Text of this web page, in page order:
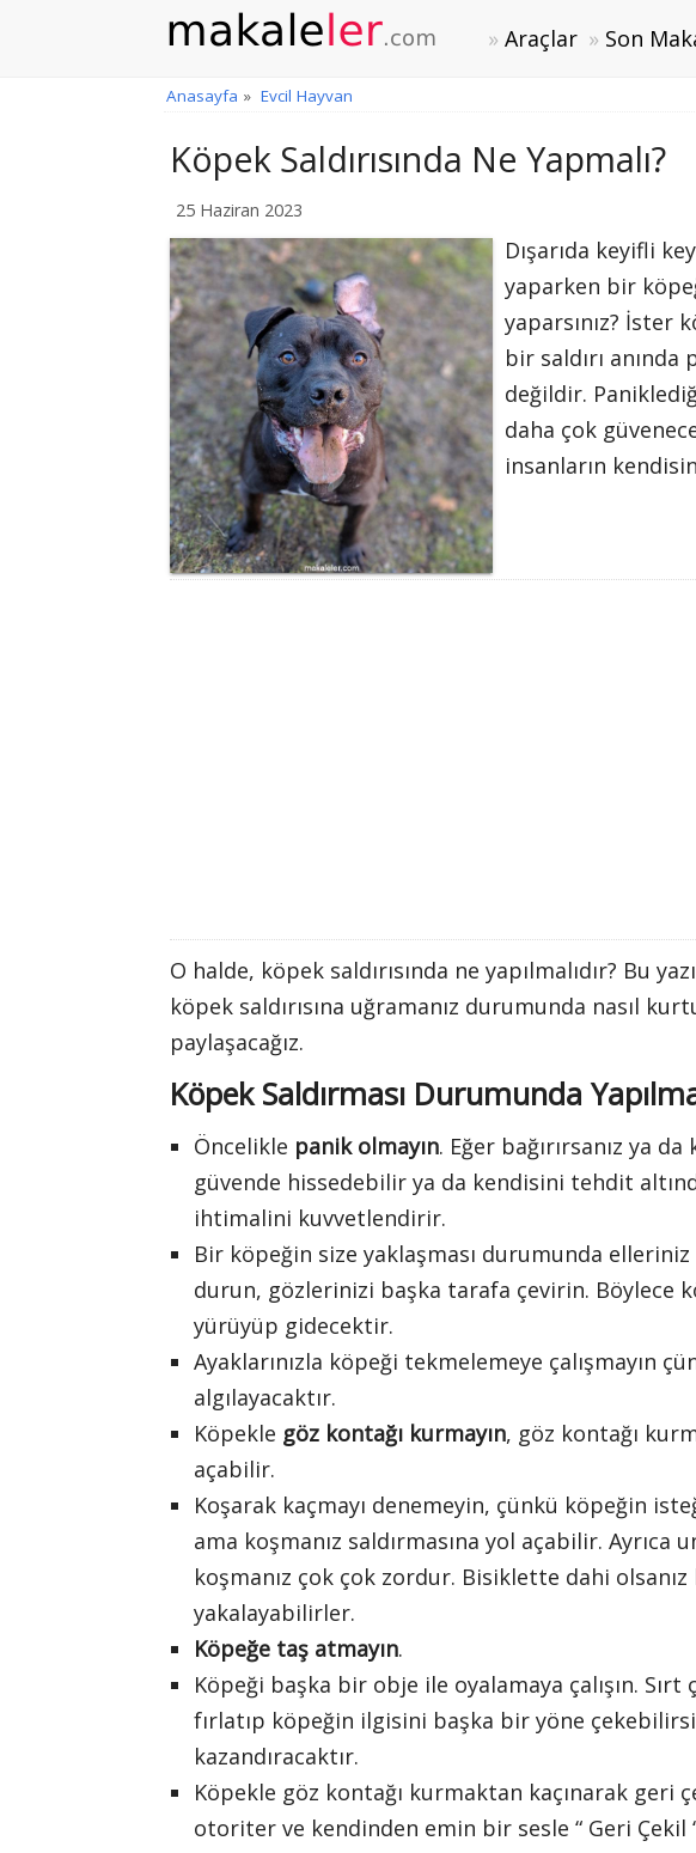
Araçlar Son
Anasayfa » Evcil Hayvan
Köpek Saldırısında Ne Yapmalı?
25 Haziran 2023
Dışarıda keyifli
yaparken bir
yaparsınız? İster
bir saldırı
değildir.
daha çok
insanların
O halde, köpek saldırısında ne yapılmalıdır? Bu
köpek saldırısına uğramanız durumunda nasıl
paylaşacağız.
Köpek Saldırması Durumunda
Öncelikle panik olmayın. Eğer bağırırsanız ya
güvende hissedebilir ya da kendisini tehdit
ihtimalini kuvvetlendirir.
Bir köpeğin size yaklaşması durumunda
durun, gözlerinizi başka tarafa çevirin. Böylece
yürüyüp gidecektir.
Ayaklarınızla köpeği tekmelemeye çalışmayın
algılayacaktır.
Köpekle göz kontağı kurmayın, göz kontağı
açabilir.
Koşarak kaçmayı denemeyin, çünkü köpeğin
ama koşmanız saldırmasına yol açabilir. Ayrıca
koşmanız çok çok zordur. Bisiklette dahi
yakalayabilirler.
Köpeğe taş atmayın.
Köpeği başka bir obje ile oyalamaya çalışın. Sırt
fırlatıp köpeğin ilgisini başka bir yöne
kazandıracaktır.
Köpekle göz kontağı kurmaktan kaçınarak geri
otoriter ve kendinden emin bir sesle “ Geri Çekil